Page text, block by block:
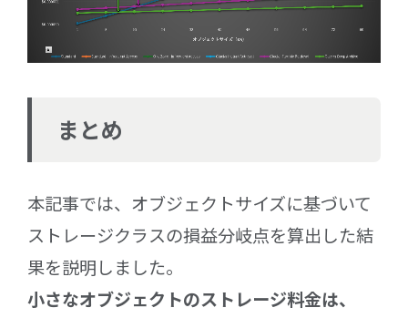
まとめ
本記事では、オブジェクトサイズに基づいて
ストレージクラスの損益分岐点を算出した結
果を説明しました。
小さなオブジェクトのストレージ料金は、